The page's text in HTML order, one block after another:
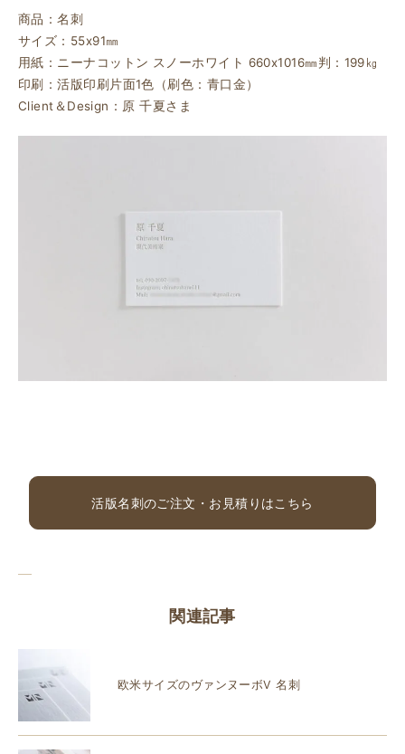
商品：名刺
サイズ：55ⅹ91㎜
用紙：ニーナコットン スノーホワイト 660ⅹ1016㎜判：199㎏
印刷：活版印刷片面1色（刷色：青口金）
Client＆Design：原 千夏さま
活版名刺のご注文・お見積りはこちら
関連記事
欧米サイズのヴァンヌーボV 名刺